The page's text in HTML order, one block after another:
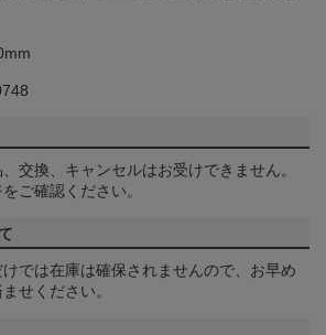
交換、キャンセルはお受けできません。
をご確認ください。
では在庫は確保されませんので、お早め
せください。